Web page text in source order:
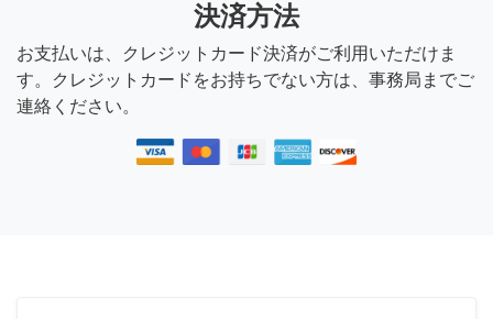
決済方法
お支払いは、クレジットカード決済がご利用いただけま
す。クレジットカードをお持ちでない方は、事務局までご
連絡ください。